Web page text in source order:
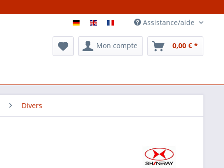
Assistance/aide
Mon compte 0,00 € *
Divers